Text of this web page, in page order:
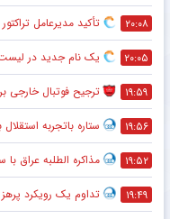
۲۰:۰۸ تأکید مدیرعامل
۲۰:۰۵ یک نام جدید در لیست
۱۹:۵۹ ترجیح فوتبال خارجی
۱۹:۵۶ ستاره باتجربه استقلال
۱۹:۵۲ مذاکره الطلبه عراق با
۱۹:۴۹ تداوم یک رویکرد